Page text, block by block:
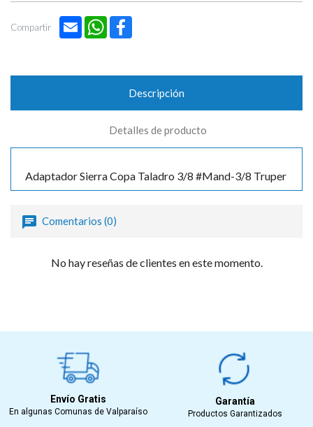
Compartir Email WhatsApp
Descripción
Detalles de producto
Adaptador Sierra Copa Taladro 3/8 #Mand-3/8 Truper
Comentarios (0)
No hay reseñas de clientes en este momento.
Envío Gratis
En algunas Comunas de Valparaíso
Garantía
Productos Garantizados